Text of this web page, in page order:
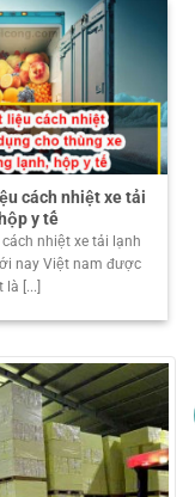
cách nhiệt xe tải
y tế
nhiệt xe tải lạnh
nay Việt nam được
là [...]